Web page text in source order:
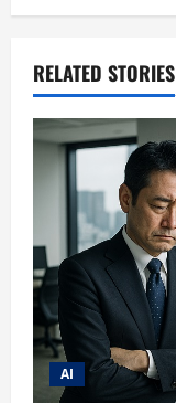
RELATED STORIES
AI